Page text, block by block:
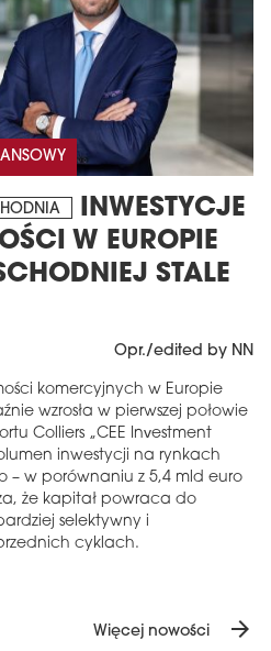
INWESTYCJE
W EUROPIE
STALE
Opr./edited by NN
komercyjnych w Europie
wzrosła w pierwszej połowie
Colliers „CEE Investment
inwestycji na rynkach
– w porównaniu z 5,4 mld euro
że ​​kapitał powraca do
selektywny i
cyklach.
Więcej nowości arrow_forward